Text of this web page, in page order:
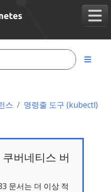
스
명령줄 도구 (kubectl)
버네티스 버
문서는 더 이상 적